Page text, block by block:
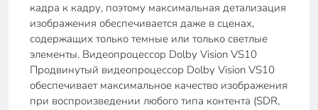
кадра к кадру, поэтому максимальная детализация
изображения обеспечивается даже в сценах,
содержащих только темные или только светлые
элементы. Видеопроцессор Dolby Vision VS10
Продвинутый видеопроцессор Dolby Vision VS10
обеспечивает максимальное качество изображения
при воспроизведении любого типа контента (SDR,